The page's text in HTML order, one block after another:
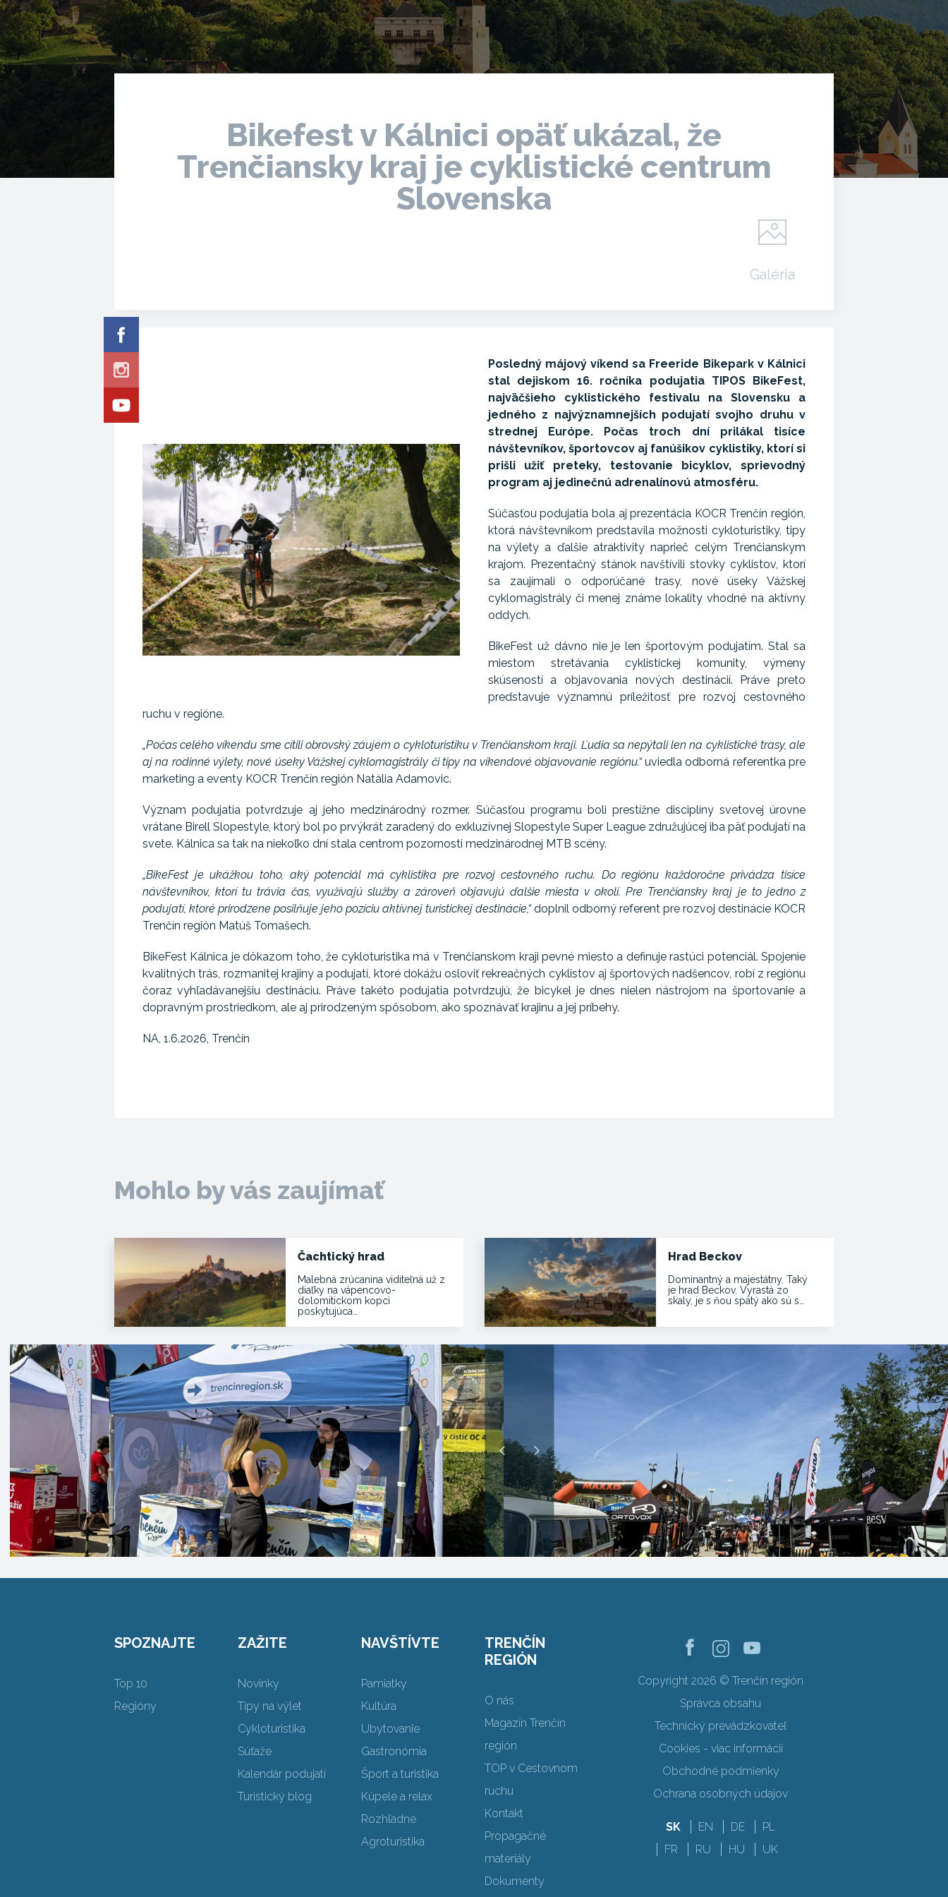
Bikefest v Kálnici opäť ukázal, že
Trenčiansky kraj je cyklistické centrum
Slovenska
Galéria
Posledný májový víkend sa Freeride Bikepark v Kálnici
stal dejiskom 16. ročníka podujatia TIPOS BikeFest,
najväčšieho cyklistického festivalu na Slovensku a
jedného z najvýznamnejších podujatí svojho druhu v
strednej Európe. Počas troch dní prilákal tisíce
návštevníkov, športovcov aj fanúšikov cyklistiky, ktorí si
prišli užiť preteky, testovanie bicyklov, sprievodný
program aj jedinečnú adrenalínovú atmosféru.
Súčasťou podujatia bola aj prezentácia KOCR Trenčín región,
ktorá návštevníkom predstavila možnosti cykloturistiky, tipy
na výlety a ďalšie atraktivity naprieč celým Trenčianskym
krajom. Prezentačný stánok navštívili stovky cyklistov, ktorí
sa zaujímali o odporúčané trasy, nové úseky Vážskej
cyklomagistrály či menej známe lokality vhodné na aktívny
oddych.
BikeFest už dávno nie je len športovým podujatím. Stal sa
miestom stretávania cyklistickej komunity, výmeny
skúseností a objavovania nových destinácií. Práve preto
predstavuje významnú príležitosť pre rozvoj cestovného
ruchu v regióne.
„Počas celého víkendu sme cítili obrovský záujem o cykloturistiku v Trenčianskom kraji. Ľudia sa nepýtali len na cyklistické trasy, ale
aj na rodinné výlety, nové úseky Vážskej cyklomagistrály či tipy na víkendové objavovanie regiónu.“uviedla odborná referentka pre
marketing a eventy KOCR Trenčín región Natália Adamovic.
Význam podujatia potvrdzuje aj jeho medzinárodný rozmer. Súčasťou programu boli prestížne disciplíny svetovej úrovne
vrátane Birell Slopestyle, ktorý bol po prvýkrát zaradený do exkluzívnej Slopestyle Super League združujúcej iba päť podujatí na
svete. Kálnica sa tak na niekoľko dní stala centrom pozornosti medzinárodnej MTB scény.
„BikeFest je ukážkou toho, aký potenciál má cyklistika pre rozvoj cestovného ruchu. Do regiónu každoročne privádza tisíce
návštevníkov, ktorí tu trávia čas, využívajú služby a zároveň objavujú ďalšie miesta v okolí. Pre Trenčiansky kraj je to jedno z
podujatí, ktoré prirodzene posilňuje jeho pozíciu aktívnej turistickej destinácie,“ doplnil odborný referent pre rozvoj destinácie KOCR
Trenčín región Matúš Tomašech.
BikeFest Kálnica je dôkazom toho, že cykloturistika má v Trenčianskom kraji pevné miesto a definuje rastúci potenciál. Spojenie
kvalitných trás, rozmanitej krajiny a podujatí, ktoré dokážu osloviť rekreačných cyklistov aj športových nadšencov, robí z regiónu
čoraz vyhľadávanejšiu destináciu. Práve takéto podujatia potvrdzujú, že bicykel je dnes nielen nástrojom na športovanie a
dopravným prostriedkom, ale aj prirodzeným spôsobom, ako spoznávať krajinu a jej príbehy.
NA, 1.6.2026, Trenčín
Mohlo by vás zaujímať
Čachtický hrad
Malebná zrúcanina viditeľná už z
diaľky na vápencovo-
dolomitickom kopci
poskytujúca…
Hrad Beckov
Dominantný a majestátny. Taký
je hrad Beckov. Vyrastá zo
skaly, je s ňou spätý ako sú s…
SPOZNAJTE
Top 10
Regióny
ZAŽITE
Novinky
Tipy na výlet
Cykloturistika
Súťaže
Kalendár podujatí
Turistický blog
NAVŠTÍVTE
Pamiatky
Kultúra
Ubytovanie
Gastronómia
Šport a turistika
Kúpele a relax
Rozhľadne
Agroturistika
TRENČÍN
REGIÓN
O nás
Magazín Trenčín
región
TOP v Cestovnom
ruchu
Kontakt
Propagačné
materiály
Dokumenty
Copyright 2026 © Trenčín región
Správca obsahu
Technický prevádzkovateľ
Cookies - viac informácií
Obchodné podmienky
Ochrana osobných údajov
SK EN DE
PL
FR
RU HU UK